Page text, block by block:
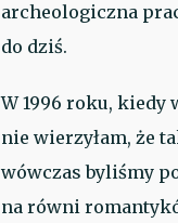
archeologiczna
do dziś.
W 1996 roku, kiedy
nie wierzyłam, że
wówczas byliśmy
na równi